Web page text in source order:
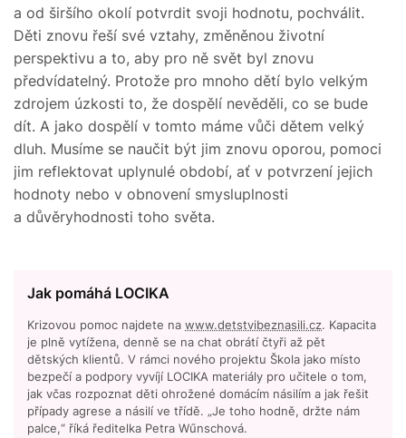
a od širšího okolí potvrdit svoji hodnotu, pochválit.
Děti znovu řeší své vztahy, změněnou životní
perspektivu a to, aby pro ně svět byl znovu
předvídatelný. Protože pro mnoho dětí bylo velkým
zdrojem úzkosti to, že dospělí nevěděli, co se bude
dít. A jako dospělí v tomto máme vůči dětem velký
dluh. Musíme se naučit být jim znovu oporou, pomoci
jim reflektovat uplynulé období, ať v potvrzení jejich
hodnoty nebo v obnovení smysluplnosti
a důvěryhodnosti toho světa.
Jak pomáhá LOCIKA
Krizovou pomoc najdete na www.detstvibeznasili.cz. Kapacita
je plně vytížena, denně se na chat obrátí čtyři až pět
dětských klientů. V rámci nového projektu Škola jako místo
bezpečí a podpory vyvíjí LOCIKA materiály pro učitele o tom,
jak včas rozpoznat děti ohrožené domácím násilím a jak řešit
případy agrese a násilí ve třídě. „Je toho hodně, držte nám
palce,“ říká ředitelka Petra Wűnschová.